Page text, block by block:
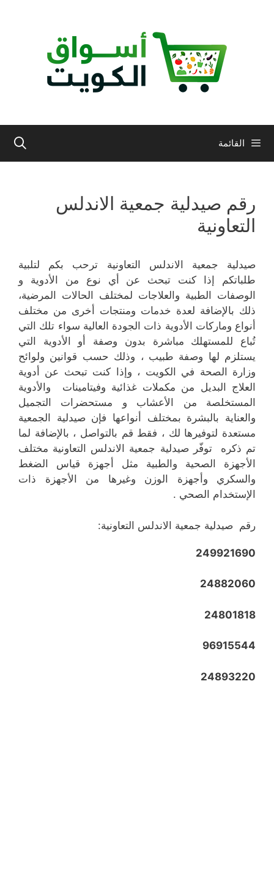
القائمة
رقم صيدلية جمعية الاندلس
التعاونية
صيدلية جمعية الاندلس التعاونية ترحب بكم لتلبية
طلباتكم إذا كنت تبحث عن أي نوع من الأدوية و
الوصفات الطبية والعلاجات لمختلف الحالات المرضية،
ذلك بالإضافة لعدة خدمات ومنتجات أخرى من مختلف
أنواع وماركات الأدوية ذات الجودة العالية سواء تلك التي
تُباع للمستهلك مباشرة بدون وصفة أو الأدوية التي
يستلزم لها وصفة طبيب ، وذلك حسب قوانين ولوائح
وزارة الصحة في الكويت ، وإذا كنت تبحث عن أدوية
العلاج البديل من مكملات غذائية وفيتامينات والأدوية
المستخلصة من الأعشاب و مستحضرات التجميل
والعناية بالبشرة بمختلف أنواعها فإن صيدلية الجمعية
مستعدة لتوفيرها لك ، فقط قم بالتواصل ، بالإضافة لما
تم ذكره توفّر صيدلية جمعية الاندلس التعاونية مختلف
الأجهزة الصحية والطبية مثل أجهزة قياس الضغط
والسكري وأجهزة الوزن وغيرها من الأجهزة ذات
الإستخدام الصحي .
رقم صيدلية جمعية الاندلس التعاونية:
249921690
24882060
24801818
96915544
24893220